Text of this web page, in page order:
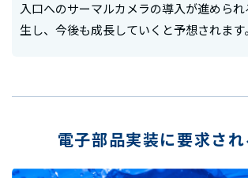
入口へのサーマルカメラの導入が進めら
生し、今後も成長していくと予想されます。
電子部品実装に要求さ